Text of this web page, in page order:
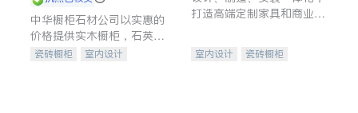
中华橱柜石材公司以实惠的
价格提供实木橱柜，石英石
台面，多种优质不锈钢水
瓷砖橱柜
室内设计
打造高端定制家具和商业空
室内设计
瓷砖橱柜